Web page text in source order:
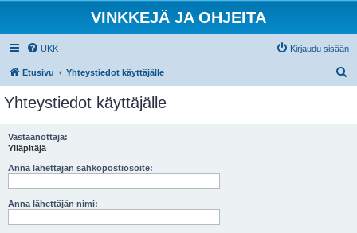
VINKKEJÄ JA OHJEITA
UKK Kirjaudu sisään
Etusivu Yhteystiedot käyttäjälle
Yhteystiedot käyttäjälle
Vastaanottaja:
Ylläpitäjä
Anna lähettäjän sähköpostiosoite:
Anna lähettäjän nimi: